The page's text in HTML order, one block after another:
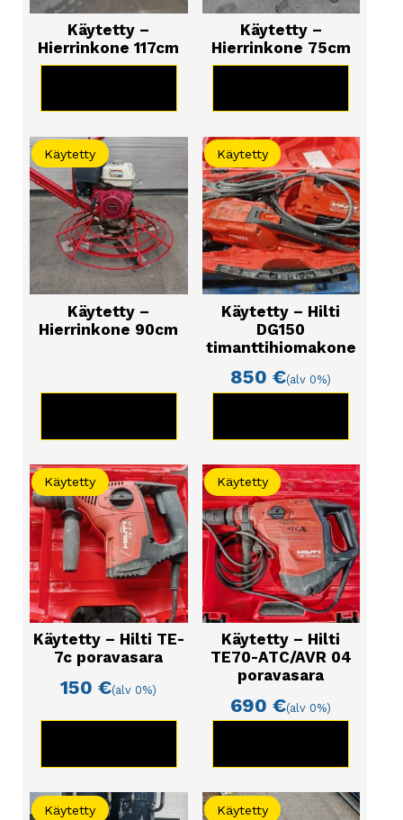
Käytetty –
Hierrinkone 117cm
Käytetty –
Hierrinkone 75cm
Käytetty
Käytetty –
Hierrinkone 90cm
Käytetty
Käytetty – Hilti
DG150
timanttihiomakone
850€(alv 0%)
Käytetty
Käytetty – Hilti TE-
7c poravasara
150€(alv 0%)
Käytetty
Käytetty – Hilti
TE70-ATC/AVR 04
poravasara
690€(alv 0%)
Käytetty Käytetty